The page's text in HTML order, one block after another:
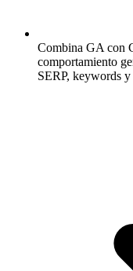
Combina GA con
comportamiento
SERP, keywords